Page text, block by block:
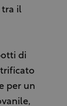
tra il
di
per un